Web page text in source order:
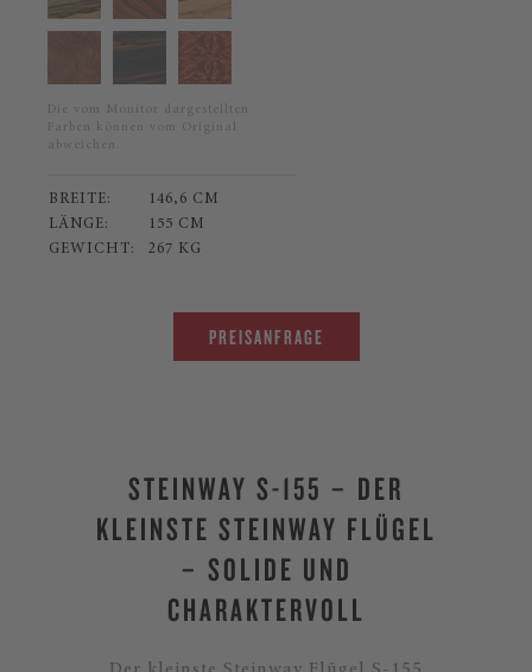
Die vom Monitor dargestellten
Farben können vom Original
abweichen.
BREITE:
146,6 CM
LÄNGE:
155 CM
GEWICHT:
267 KG
PREISANFRAGE
STEINWAY S-155 – DER
KLEINSTE STEINWAY FLÜGEL
– SOLIDE UND
CHARAKTERVOLL